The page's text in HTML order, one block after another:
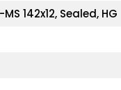
142x12, Sealed, HG